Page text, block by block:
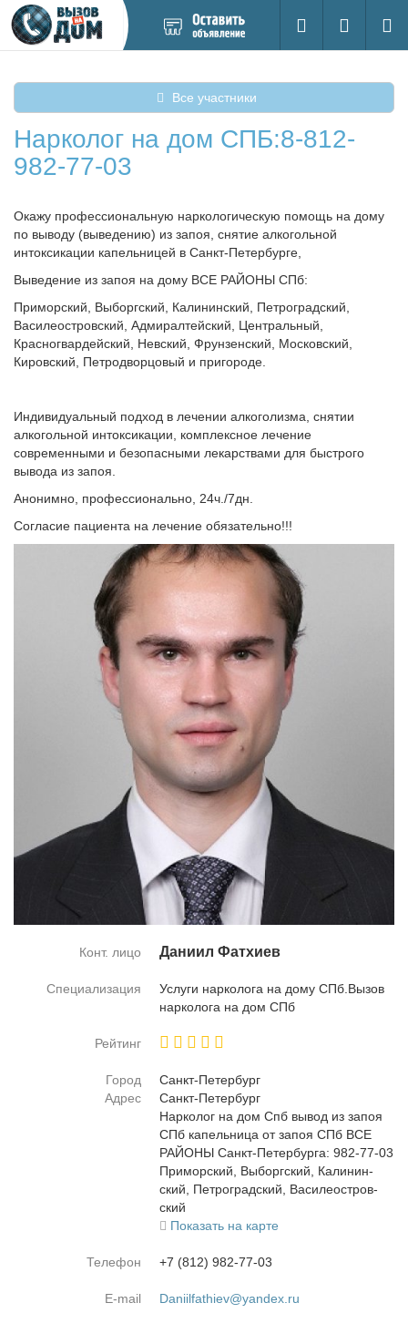
новое
Поиск
Вход на
Все участники
Нарколог на дом СПБ:8-812-
982-77-03
Окажу профессиональную наркологическую помощь на дому
по выводу (выведению) из запоя, снятие алкогольной
интоксикации капельницей в Санкт-Петербурге,
Выведение из запоя на дому ВСЕ РАЙОНЫ СПб:
Приморский, Выборгский, Калининский, Петроградский,
Василеостровский, Адмиралтейский, Центральный,
Красногвардейский, Невский, Фрунзенский, Московский,
Кировский, Петродворцовый и пригороде.
Индивидуальный подход в лечении алкоголизма, снятии
алкогольной интоксикации, комплексное лечение
современными и безопасными лекарствами для быстрого
вывода из запоя.
Анонимно, профессионально, 24ч./7дн.
Согласие пациента на лечение обязательно!!!
Конт. лицо Да­ни­ил Фатхи­ев
Специализация
Услу­ги нар­ко­ло­га на до­му СПб.Вы­зов
нар­ко­ло­га на дом СПб
Рейтинг
Город
Санкт-Пе­тер­бург
Адрес
Санкт-Пе­тер­бург
Нар­ко­лог на дом Спб вы­вод из за­поя
СПб ка­пель­ни­ца от за­поя СПб ВСЕ
РАЙОНЫ Санкт-Пе­тер­бур­га: 982-77-03
При­мор­ский, Вы­борг­ский, Ка­ли­нин­
ский, Пет­ро­град­ский, Ва­си­ле­ост­ров­
ский
Показать на карте
Телефон +7 (812) 982-77-03
E-mail Daniilfathiev@yandex.ru